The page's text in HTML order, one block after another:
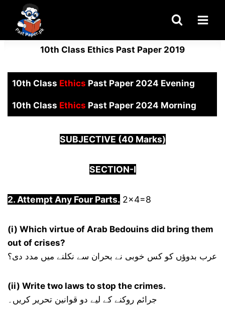
content
10th Class Ethics Past Paper 2019
10th Class Ethics Past Paper 2024 Evening
10th Class Ethics Past Paper 2024 Morning
SUBJECTIVE (40 Marks)
SECTION-I
2. Attempt Any Four Parts. 2×4=8
(i) Which virtue of Arab Bedouins did bring them
out of crises?
عرب بدوؤں کو کس خوبی نے بحران سے نکلنے میں مدد دی؟
(ii) Write two laws to stop the crimes.
جرائم روکنے کے لیے دو قوانین تحریر کریں۔